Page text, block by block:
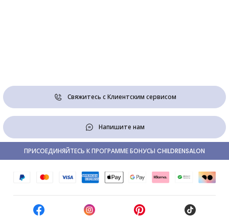
Свяжитесь с Клиентским сервисом
Напишите нам
ПРИСОЕДИНЯЙТЕСЬ К ПРОГРАММЕ БОНУСЫ CHILDRENSALON